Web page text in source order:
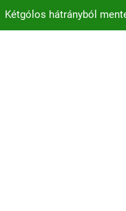
Kétgólos hátrányból
Fesztivál – több mint
játék nélkül jutottunk
2026–2027-es szezon –
Fesztivál – több mint